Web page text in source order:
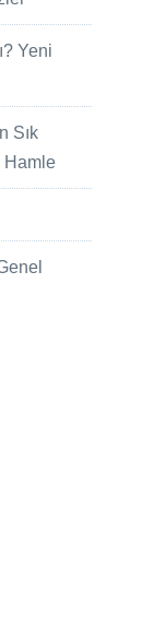
Yeni
Sık
Hamle